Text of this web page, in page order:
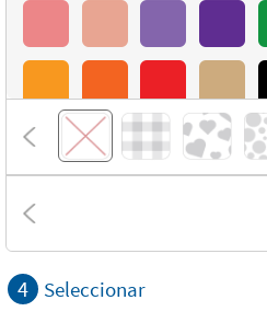
4 Seleccionar